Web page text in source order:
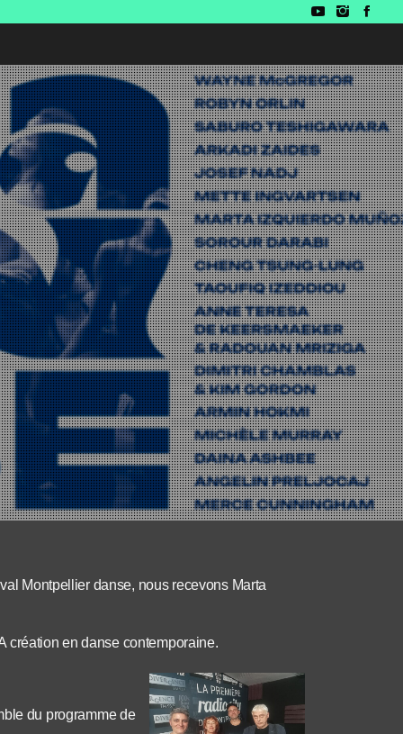
Montpellier danse, nous recevons Marta
création en danse contemporaine.
du programme de